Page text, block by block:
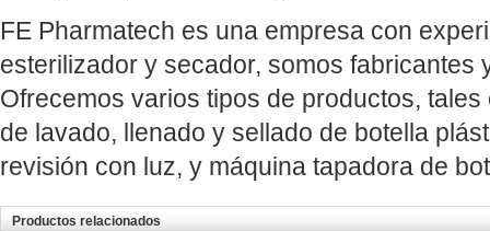
FE Pharmatech es una empresa con
esterilizador y secador, somos fabricantes
Ofrecemos varios tipos de productos,
de lavado, llenado y sellado de botella
revisión con luz, y máquina tapadora de
Productos relacionados